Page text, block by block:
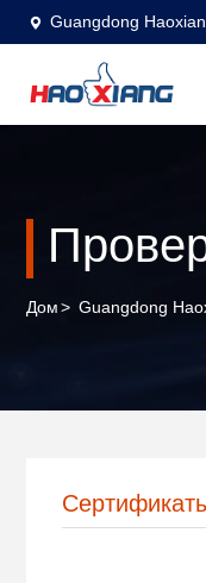
Guangdong
Дом> Guangdong